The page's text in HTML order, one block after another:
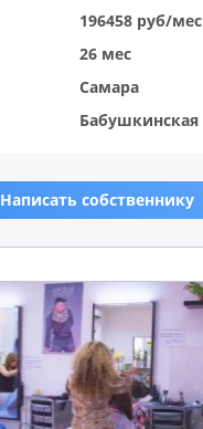
196458 руб/мес
26 мес
Самара
Бабушкинская
Написать собственнику